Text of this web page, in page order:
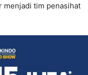
menjadi tim penasihat